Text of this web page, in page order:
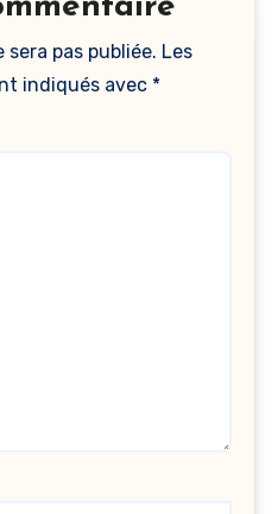
pas publiée. Les
indiqués avec *